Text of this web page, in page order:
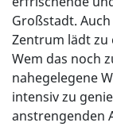
Großstadt.
Zentrum lädt zu
Wem das noch
nahegelegene
intensiv zu
anstrengenden